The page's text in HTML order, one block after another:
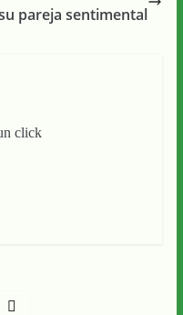
pareja sentimental
click